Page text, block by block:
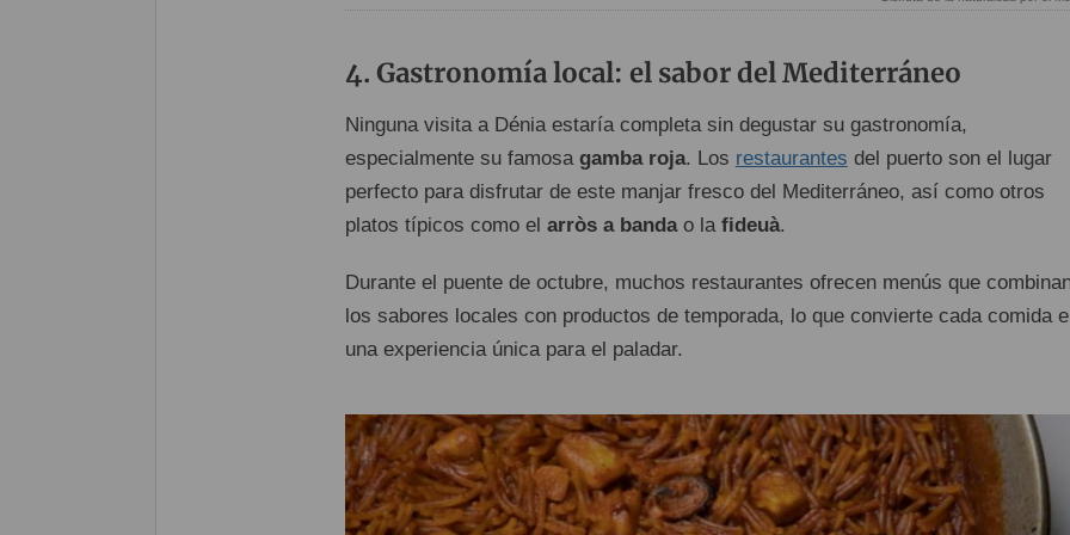
Gastronomía local: el sabor del Mediterráneo
Ninguna visita a Dénia estaría completa sin degustar su gastronomía,
especialmente su famosa gamba roja. Los restaurantes del puerto son el lugar
perfecto para disfrutar de este manjar fresco del Mediterráneo, así como otros
platos típicos como el arròs a bandao la fideuà.
Durante el puente de octubre, muchos restaurantes ofrecen menús que
los sabores locales con productos de temporada, lo que convierte cada comida
una experiencia única para el paladar.